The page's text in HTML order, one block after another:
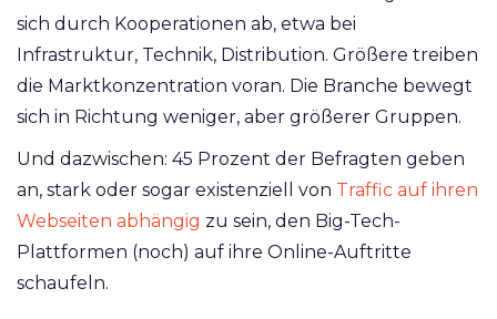
sich durch Kooperationen ab, etwa bei
Infrastruktur, Technik, Distribution. Größere treiben
die Marktkonzentration voran. Die Branche bewegt
sich in Richtung weniger, aber größerer Gruppen.
Und dazwischen: 45 Prozent der Befragten geben
an, stark oder sogar existenziell von Traffic auf ihren
Webseiten abhängig zu sein, den Big-Tech-
Plattformen (noch) auf ihre Online-Auftritte
schaufeln.